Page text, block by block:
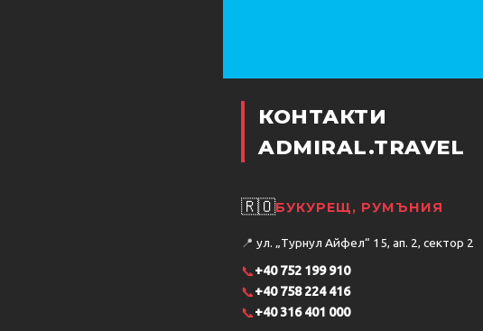
КОНТАКТИ
ADMIRAL.TRAVEL
🇷🇴БУКУРЕЩ, РУМЪНИЯ
📍 ул. „Турнул Айфел“ 15, ап. 2, сектор 2
📞+40 752 199 910
📞+40 758 224 416
📞+40 316 401 000